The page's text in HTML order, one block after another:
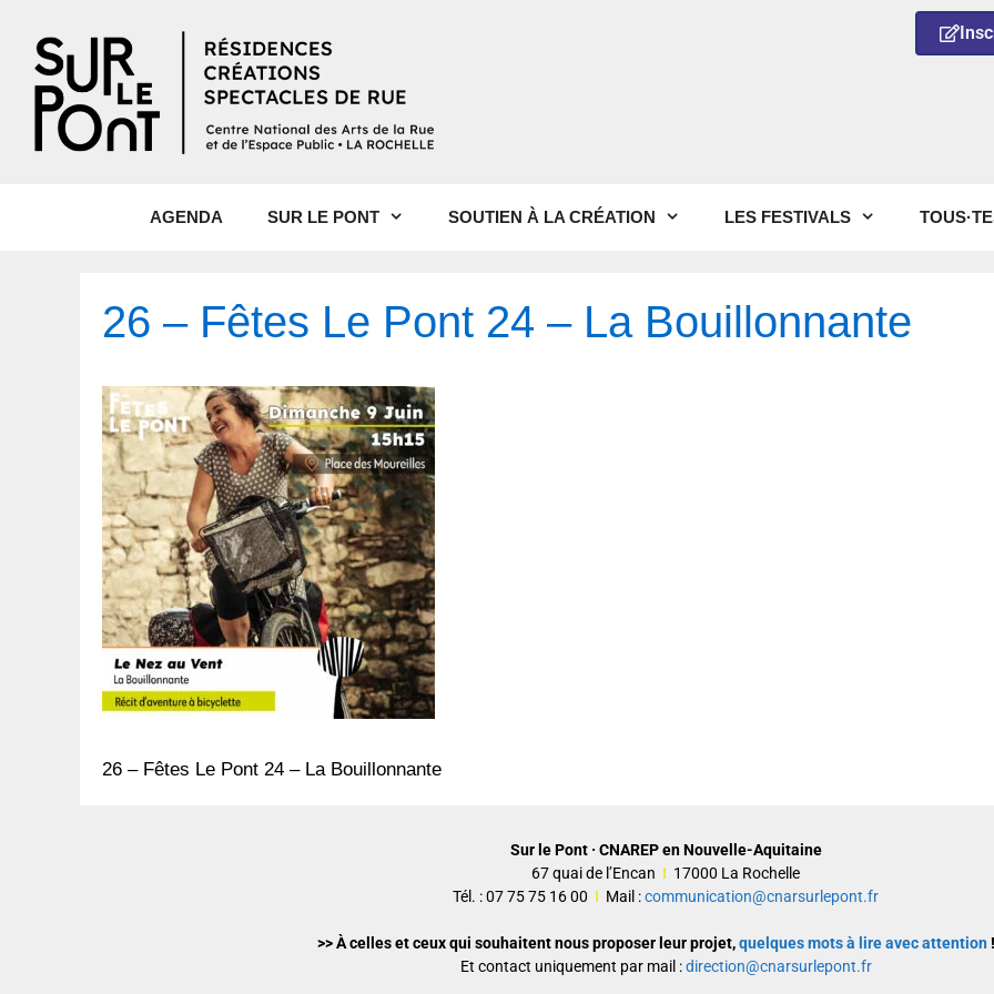
AGENDA SUR LE PONT SOUTIEN À LA CRÉATION LES FESTIVALS
26 – Fêtes Le Pont 24 – La Bouillonnante
26 – Fêtes Le Pont 24 – La Bouillonnante
Sur le Pont · CNAREP en Nouvelle-Aquitaine
67 quai de l’Encan I 17000 La Rochelle
Tél. : 07 75 75 16 00 I Mail :communication@cnarsurlepont.fr
>> À celles et ceux qui souhaitent nous proposer leur projet,quelques mots à lire avec attention
Et contact uniquement par mail :direction@cnarsurlepont.fr